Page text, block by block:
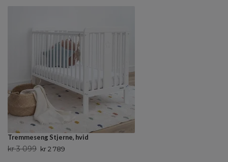
Tremmeseng Stjerne, hvid
kr 3 099 kr 2 789